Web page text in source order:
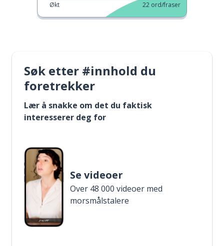
Økt 22 ord/fraser
Søk etter #innhold du
foretrekker
Lær å snakke om det du faktisk
interesserer deg for
Se videoer
Over 48 000 videoer med
morsmålstalere